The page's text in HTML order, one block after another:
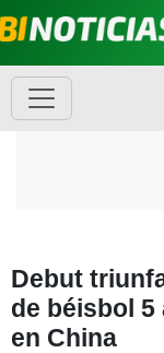
Debut
de béisbol 5
en China